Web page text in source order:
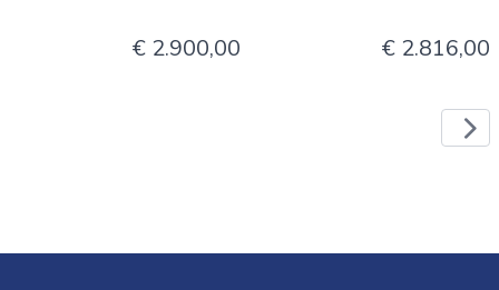
€ 2.900,00 € 2.816,00